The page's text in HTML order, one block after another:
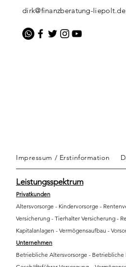
dirk@finanzberatung-liepolt.de
Impressum / Erstinformation
Leistungsspektrum
Privatkunden
Altersvorsorge - Kindervorsorge -
Versicherung - Tierhalter Versicherung -
Kapitalanlagen - Vermögensaufbau -
Unternehmen
​Betriebliche Altersvorsorge -